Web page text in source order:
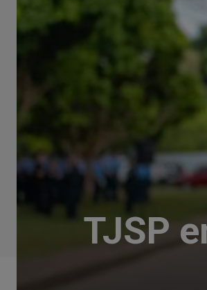
TJSP